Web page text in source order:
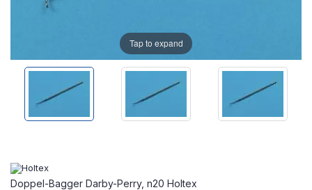
Doppel-Bagger Darby-Perry, n20 Holtex
Tap to expand